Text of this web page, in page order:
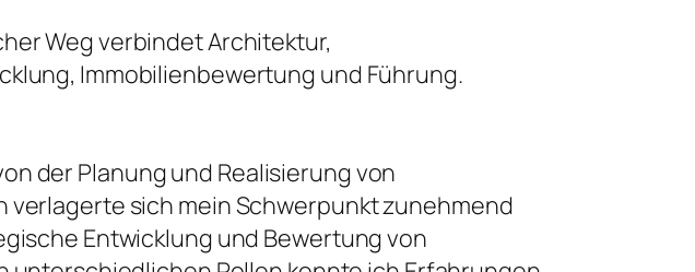
Weg verbindet Architektur,
Immobilienbewertung und Führung.
der Planung und Realisierung von
verlagerte sich mein Schwerpunkt zunehmend
Entwicklung und Bewertung von